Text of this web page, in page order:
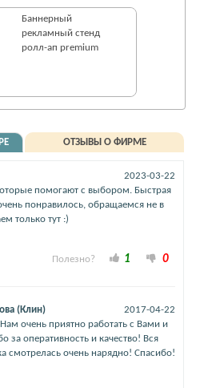
Баннерный
рекламный стенд
ролл-ап premium
ОТЗЫВЫ О ФИРМЕ
2023-03-22
помогают с выбором. Быстрая
понравилось, обращаемся не в
только тут :)
Полезно? 1 0
(Клин)
2017-04-22
очень приятно работать с Вами и
за оперативность и качество! Вся
смотрелась очень нарядно! Спасибо!